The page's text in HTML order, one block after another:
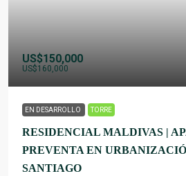
US$150,000
US$160,000
EN DESARROLLO TORRE
RESIDENCIAL MALDIVAS |
PREVENTA EN
SANTIAGO